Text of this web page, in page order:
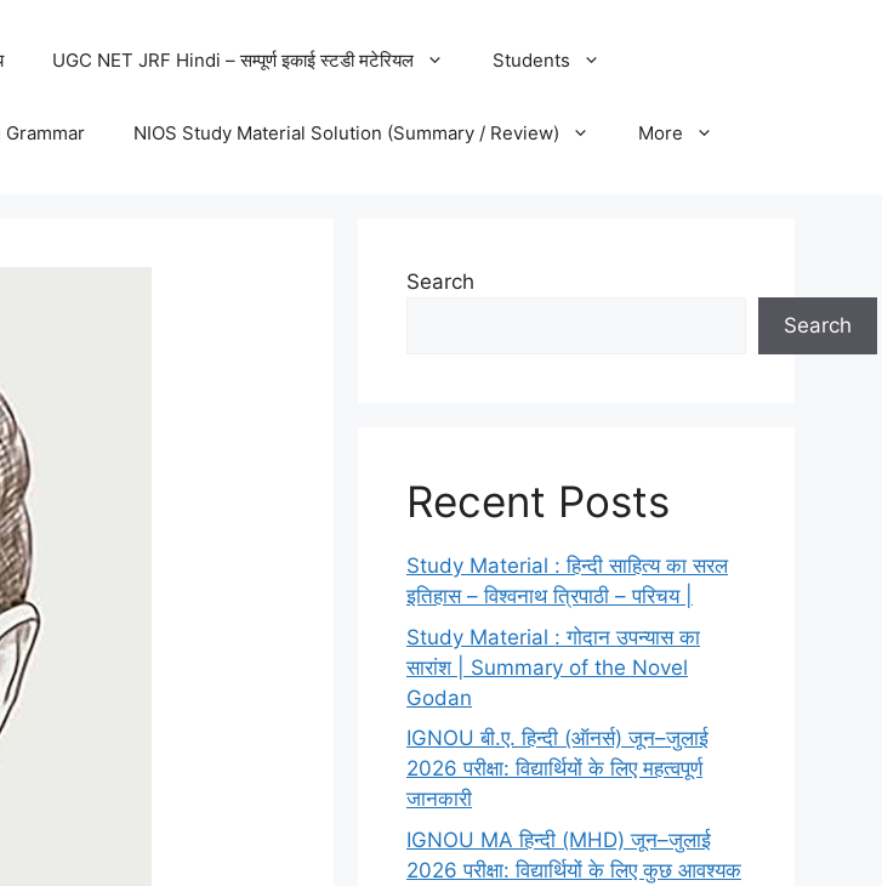
UGC NET JRF Hindi – सम्पूर्ण इकाई स्टडी मटेरियल Students
Grammar NIOS Study Material Solution (Summary / Review) More
Search
Search
Recent Posts
Study Material : हिन्दी साहित्य का सरल
इतिहास – विश्वनाथ त्रिपाठी – परिचय |
Study Material : गोदान उपन्यास का
सारांश | Summary of the Novel
Godan
IGNOU बी.ए. हिन्दी (ऑनर्स) जून–जुलाई
2026 परीक्षा: विद्यार्थियों के लिए महत्वपूर्ण
जानकारी
IGNOU MA हिन्दी (MHD) जून–जुलाई
2026 परीक्षा: विद्यार्थियों के लिए कुछ आवश्यक